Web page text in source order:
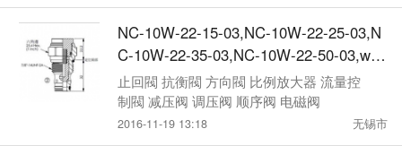
NC-10W-22-15-03,NC-10W-22-25-03,N
C-10W-22-35-03,NC-10W-22-50-03,win
ner流量控制閥
止回閥 抗衡閥 方向閥 比例放大器 流量控
制閥 减压阀 调压阀 顺序阀 电磁阀
2016-11-19 13:18 无锡市